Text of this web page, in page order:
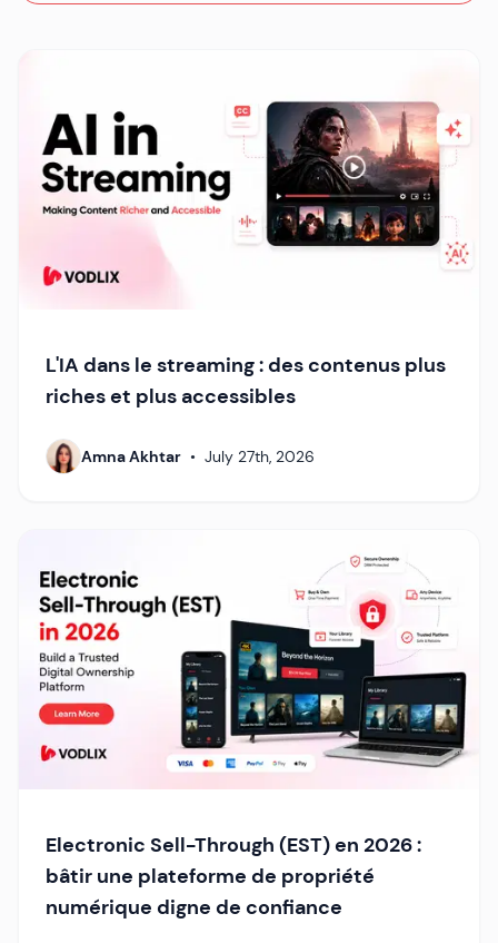
L'IA dans le streaming : des contenus plus
riches et plus accessibles
Amna Akhtar • July 27th, 2026
Electronic Sell-Through (EST) en 2026 :
bâtir une plateforme de propriété
numérique digne de confiance